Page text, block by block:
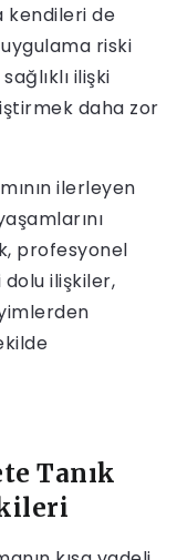
kendileri de
riski
ilişki
daha zor
ilerleyen
profesyonel
ilişkiler,
Tanık